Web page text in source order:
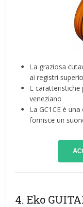
La graziosa
ai registri
E
veneziano
La GC1CE è
fornisce un
4. Eko